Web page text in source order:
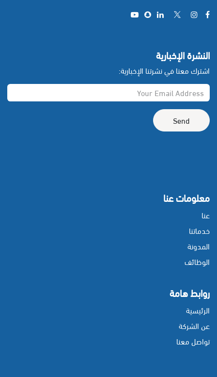
النشرة الإخبارية
اشترك معنا في نشرتنا الإخبارية:
Send
معلومات عنا
عنا
خدماتنا
المدونة
الوظائف
روابط هامة
الرئيسية
عن الشركة
تواصل معنا